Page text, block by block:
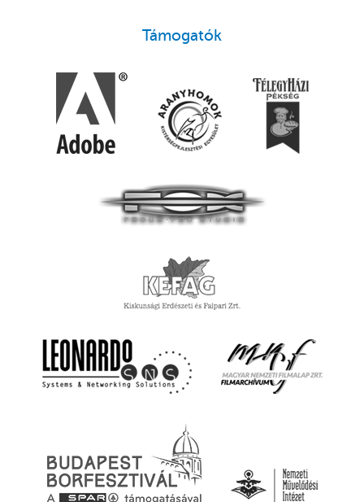
Támogatók